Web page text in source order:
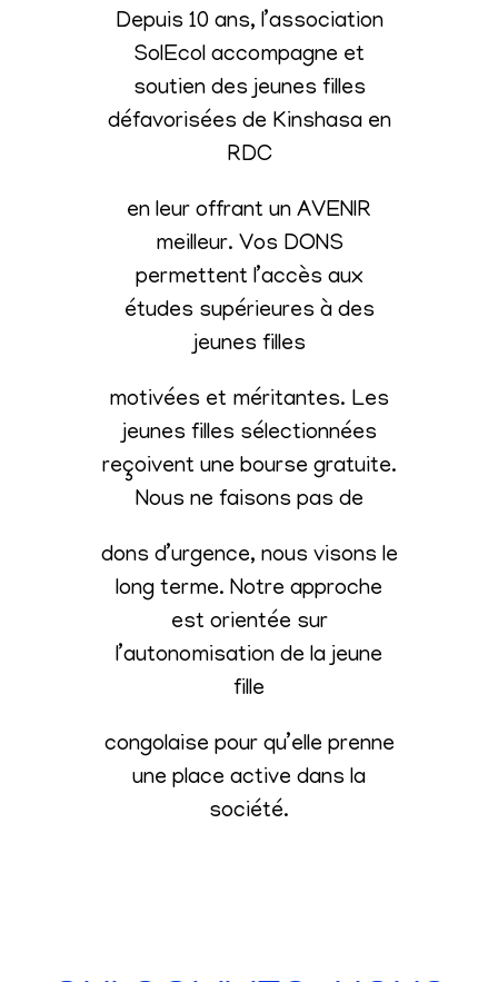
Depuis 10 ans, l’association
SolEcol accompagne et
soutien des jeunes filles
défavorisées de Kinshasa en
RDC
en leur offrant un AVENIR
meilleur. Vos DONS
permettent l’accès aux
études supérieures à des
jeunes filles
motivées et méritantes. Les
jeunes filles sélectionnées
reçoivent une bourse gratuite.
Nous ne faisons pas de
dons d’urgence, nous visons le
long terme. Notre approche
est orientée sur
l’autonomisation de la jeune
fille
congolaise pour qu’elle prenne
une place active dans la
société.